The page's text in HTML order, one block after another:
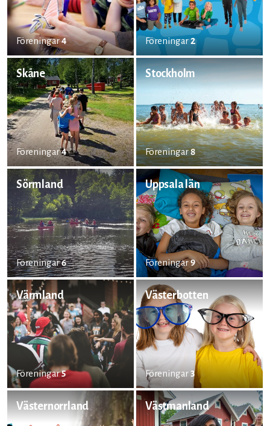
Föreningar4 Föreningar2
Skåne
Föreningar4
Stockholm
Föreningar8
Sörmland
Föreningar6
Uppsala län
Föreningar9
Värmland
Föreningar5
Västerbotten
Föreningar3
Västernorrland Västmanland